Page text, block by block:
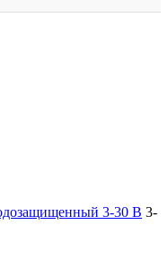
3-30 В 3-